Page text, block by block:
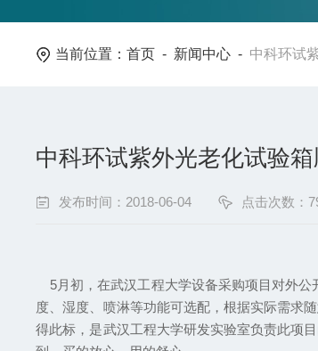
当前位置：首页 - 新闻中心 - 中科环试
中科环试紫外光老化试验
发布时间：2018-06-04 点击次数：
5月初，在武汉工程大学设备采购项目对外公
度、湿度、喷淋等功能可选配，根据实际需求
得此标，是武汉工程大学研发实验室负责此项